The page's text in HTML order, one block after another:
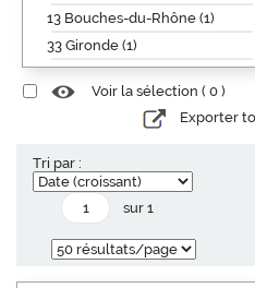
13 Bouches-du-Rhône (1)
33 Gironde (1)
Voir la sélection ( 0 )
Exporter
Tri par :
sur 1